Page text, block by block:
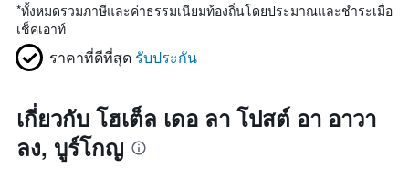
*ทั้งหมดรวมภาษีและค่าธรรมเนียมท้องถิ่นโดยประมาณและชำระเมื่อ
เช็คเอาท์
ราคาที่ดีที่สุด รับประกัน
เกี่ยวกับ โฮเต็ล เดอ ลา โปสต์ อา อาวา
ลง, บูร์โกญ